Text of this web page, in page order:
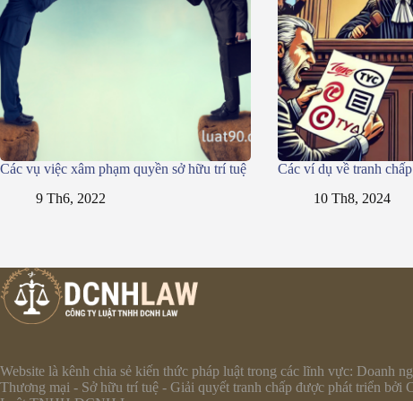
Các vụ việc xâm phạm quyền sở hữu trí tuệ
9 Th6, 2022
Các ví dụ về tranh
10 Th8, 2024
Website là kênh chia sẻ kiến thức pháp luật trong các lĩnh vực: Doanh
Thương mại - Sở hữu trí tuệ - Giải quyết tranh chấp được phát triển bởi